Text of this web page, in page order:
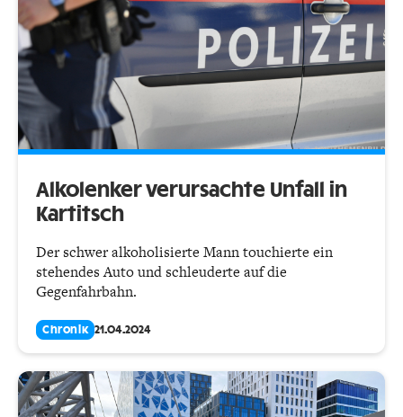
Alkolenker verursachte Unfall in
Kartitsch
Der schwer alkoholisierte Mann touchierte ein
stehendes Auto und schleuderte auf die
Gegenfahrbahn.
Chronik 21.04.2024